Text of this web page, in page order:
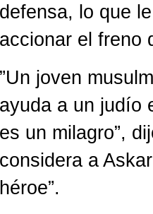
defensa, lo que
accionar el freno
”Un joven
ayuda a un judío
es un milagro”,
considera a
héroe”.